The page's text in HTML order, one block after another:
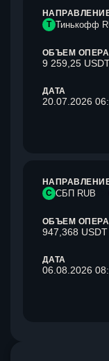
Т Тинькофф
ОБЪЕМ
9 259,25
ДАТА
20.07.2026
С СБП RUB
ОБЪЕМ
947,368 USDT
ДАТА
06.08.2026